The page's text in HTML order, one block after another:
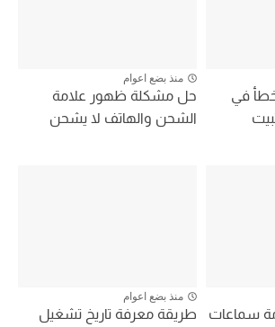
في
منذ بضع اعوام
حل مشكلة ظهور علامة
الشحن والهاتف لا يشحن
سماعات
منذ بضع اعوام
طريقة معرفة تاريخ تشغيل